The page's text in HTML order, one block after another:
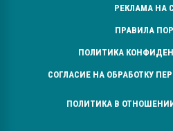
РЕКЛАМА НА
ПРАВИЛА
ПОЛИТИКА
СОГЛАСИЕ НА ОБРАБОТКУ
ПОЛИТИКА В ОТНОШЕНИИ